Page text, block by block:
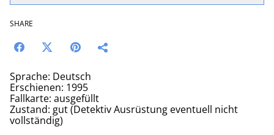
SHARE
Sprache: Deutsch
Erschienen: 1995
Fallkarte: ausgefüllt
Zustand: gut (Detektiv Ausrüstung eventuell nicht
vollständig)